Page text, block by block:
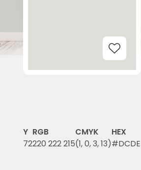
Add to
Y
72
RGB
220 222 215
CMYK
(1, 0, 3, 13)
HEX